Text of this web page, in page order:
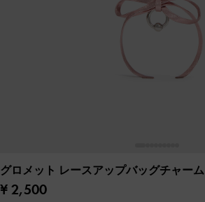
グロメット レースアップバッグチャーム
¥ 2,500